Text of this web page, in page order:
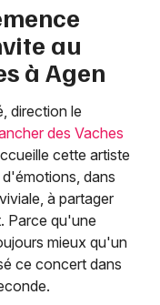
au
à Agen
direction le
des Vaches
cette artiste
dans
à partager
Parce qu'une
mieux qu'un
ce concert dans